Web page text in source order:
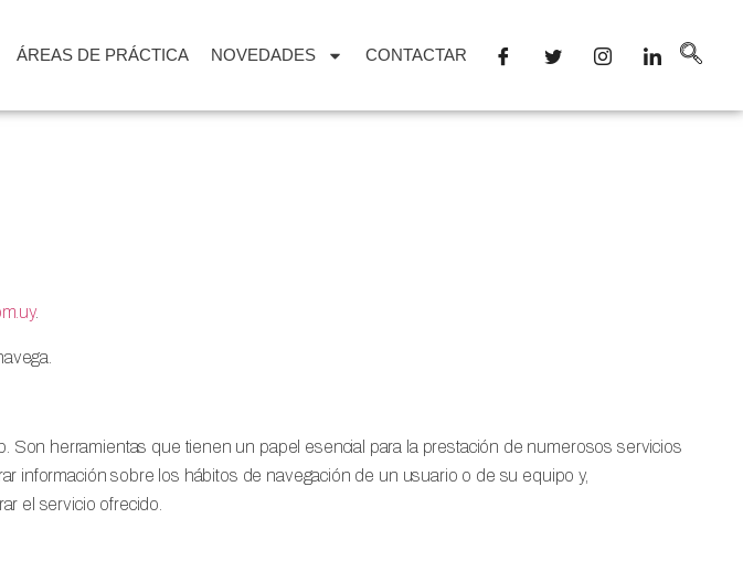
ÁREAS DE PRÁCTICA NOVEDADES CONTACTAR
.
herramientas que tienen un papel esencial para la prestación de numerosos servicios
información sobre los hábitos de navegación de un usuario o de su equipo y,
el servicio ofrecido.